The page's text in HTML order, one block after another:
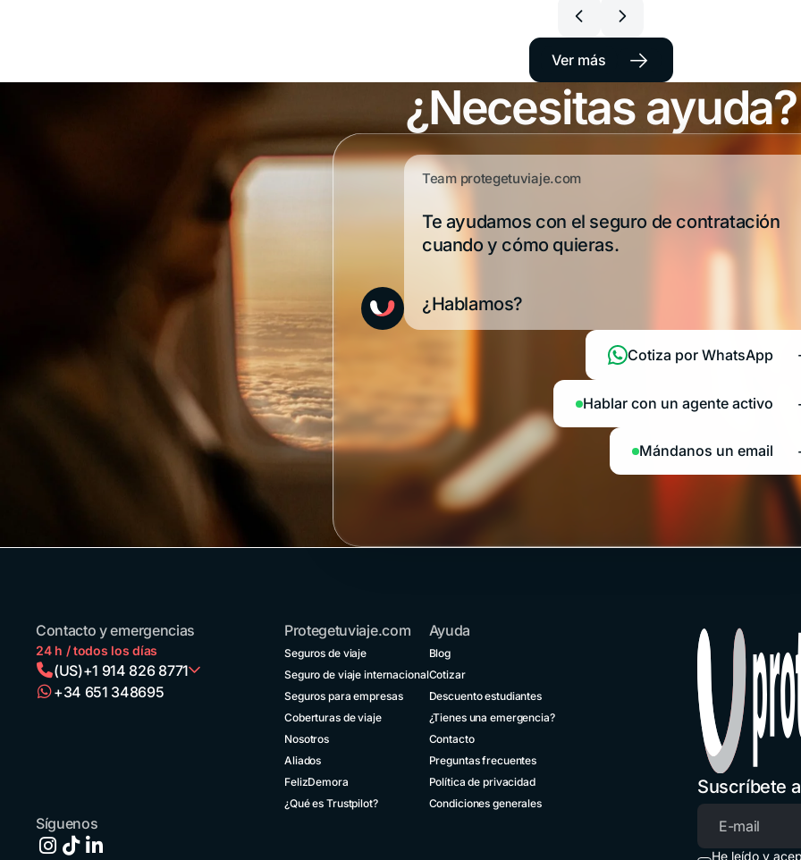
Ver más →
¿Necesitas ayuda?
Team protegetuviaje.com
Te ayudamos con el seguro de contratación
cuando y cómo quieras.
¿Hablamos?
Cotiza por WhatsApp
Hablar con un agente activo
Mándanos un email
Contacto y emergencias
24 h / todos los días
(US)+1 914 826 8771
Brasil
+55 11
+34 651 348695
Protegetuviaje.com
Seguros de viaje
Seguro de viaje internacional
Seguros para empresas
Coberturas de viaje
Nosotros
Aliados
FelizDemora
¿Qué es Trustpilot?
Ayuda
Blog
Cotizar
Descuento estudiantes
¿Tienes una emergencia?
Contacto
Preguntas frecuentes
Política de privacidad
Condiciones generales
Síguenos
Suscríbete
Correo
He leído y